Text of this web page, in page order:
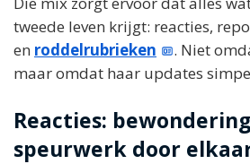
tweede leven krijgt: reacties,
en roddelrubrieken
. Niet
maar omdat haar updates
Reacties:
speurwerk door